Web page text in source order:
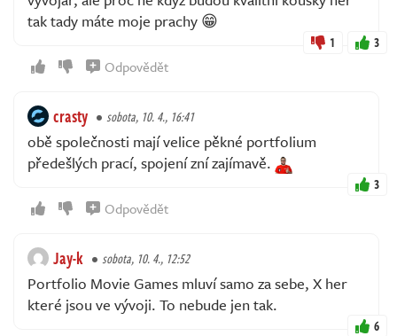
tak tady máte moje prachy 😁
1 3
Odpovědět
crasty sobota, 10. 4., 16:41
obě společnosti mají velice pěkné portfolium
předešlých prací, spojení zní zajímavě.
3
Odpovědět
Jay-k sobota, 10. 4., 12:52
Portfolio Movie Games mluví samo za sebe, X her
které jsou ve vývoji. To nebude jen tak.
6